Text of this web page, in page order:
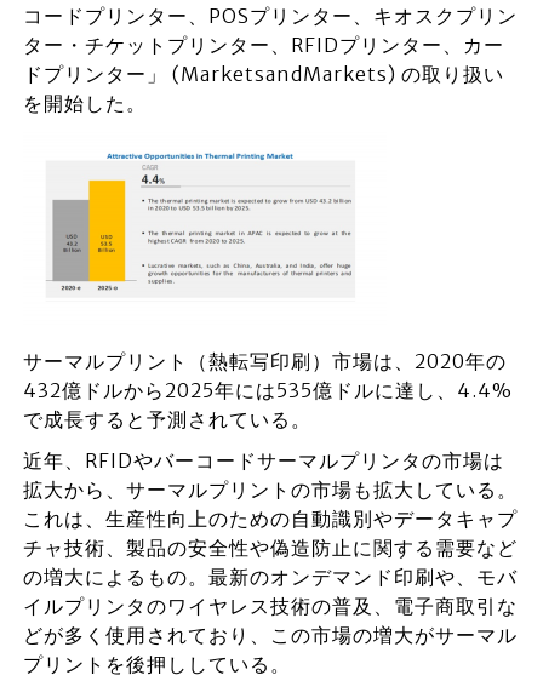
コードプリンター、POSプリンター、キオスクプリン
ター・チケットプリンター、RFIDプリンター、カー
ドプリンター」 (MarketsandMarkets) の取り扱い
を開始した。
サーマルプリント（熱転写印刷）市場は、2020年の
432億ドルから2025年には535億ドルに達し、4.4%
で成長すると予測されている。
近年、RFIDやバーコードサーマルプリンタの市場は
拡大から、サーマルプリントの市場も拡大している。
これは、生産性向上のための自動識別やデータキャプ
チャ技術、製品の安全性や偽造防止に関する需要など
の増大によるもの。最新のオンデマンド印刷や、モバ
イルプリンタのワイヤレス技術の普及、電子商取引な
どが多く使用されており、この市場の増大がサーマル
プリントを後押ししている。